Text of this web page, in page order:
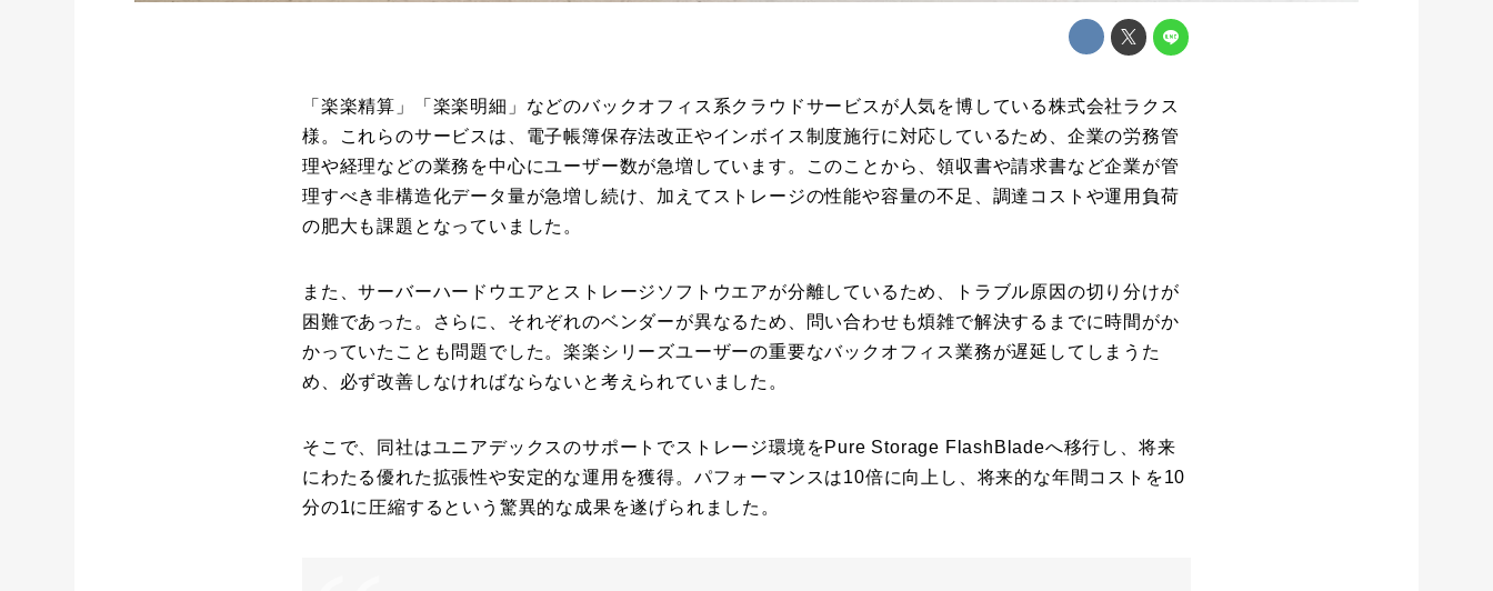
「楽楽精算」「楽楽明細」などのバックオフィス系クラウドサービスが人気を博している株式会社ラクス
様。これらのサービスは、電子帳簿保存法改正やインボイス制度施行に対応しているため、企業の労務管
理や経理などの業務を中心にユーザー数が急増しています。このことから、領収書や請求書など企業が管
理すべき非構造化データ量が急増し続け、加えてストレージの性能や容量の不足、調達コストや運用負荷
の肥大も課題となっていました。
また、サーバーハードウエアとストレージソフトウエアが分離しているため、トラブル原因の切り分けが
困難であった。さらに、それぞれのベンダーが異なるため、問い合わせも煩雑で解決するまでに時間がか
かっていたことも問題でした。楽楽シリーズユーザーの重要なバックオフィス業務が遅延してしまうた
め、必ず改善しなければならないと考えられていました。
そこで、同社はユニアデックスのサポートでストレージ環境をPure Storage FlashBladeへ移行し、将来
にわたる優れた拡張性や安定的な運用を獲得。パフォーマンスは10倍に向上し、将来的な年間コストを10
分の1に圧縮するという驚異的な成果を遂げられました。